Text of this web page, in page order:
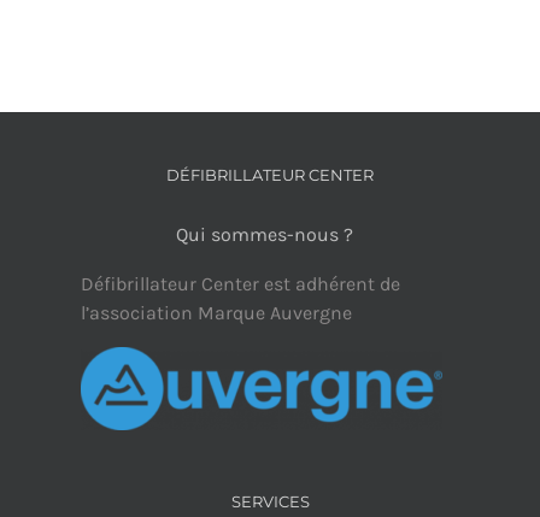
DÉFIBRILLATEUR CENTER
Qui sommes-nous ?
Défibrillateur Center est adhérent de
l’association Marque Auvergne
SERVICES